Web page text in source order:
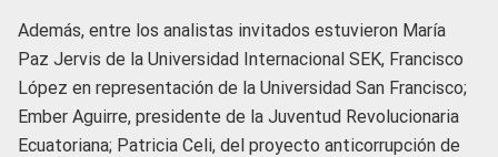
Además, entre los analistas invitados estuvieron María
Paz Jervis de la Universidad Internacional SEK, Francisco
López en representación de la Universidad San Francisco;
Ember Aguirre, presidente de la Juventud Revolucionaria
Ecuatoriana; Patricia Celi, del proyecto anticorrupción de